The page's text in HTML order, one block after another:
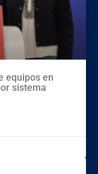
equipos en
sistema